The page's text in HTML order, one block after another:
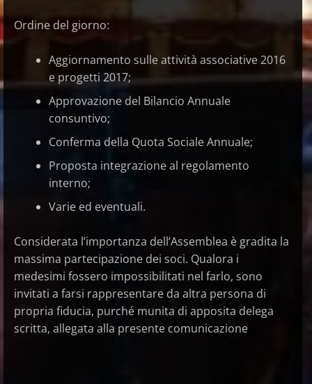
Ordine del giorno:
Aggiornamento sulle attività associative 2016
e progetti 2017;
Approvazione del Bilancio Annuale
consuntivo;
Conferma della Quota Sociale Annuale;
Proposta integrazione al regolamento
interno;
Varie ed eventuali.
Considerata l’importanza dell’Assemblea è gradita la
massima partecipazione dei soci. Qualora i
medesimi fossero impossibilitati nel farlo, sono
invitati a farsi rappresentare da altra persona di
propria fiducia, purché munita di apposita delega
scritta, allegata alla presente comunicazione